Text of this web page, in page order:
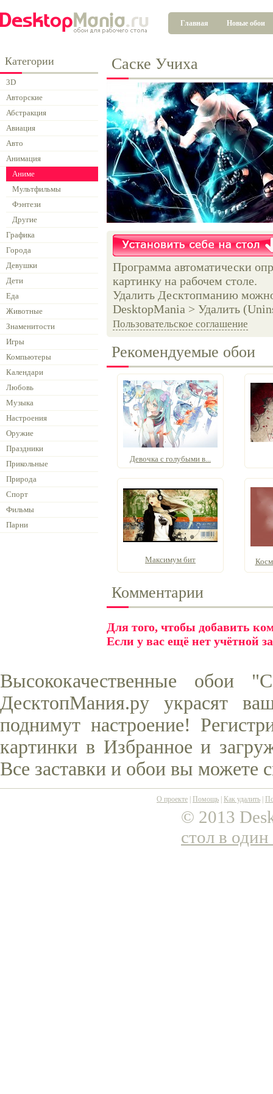
Главная Новые обои
Категории
3D
Авторские
Абстракция
Авиация
Авто
Анимация
Аниме
Мультфильмы
Фэнтези
Другие
Графика
Города
Девушки
Дети
Еда
Животные
Знаменитости
Игры
Компьютеры
Календари
Любовь
Музыка
Настроения
Оружие
Праздники
Прикольные
Природа
Спорт
Фильмы
Парни
Саске Учиха
Программа автоматически
картинку на рабочем столе.
Удалить Десктопманию
DesktopMania > Удалить
Пользовательское соглашение
Рекомендуемые обои
Девочка с голубыми в...
Максимум бит
Комментарии
Для того, чтобы добавить
Если у вас ещё нет учётной
Высококачественные обои
ДесктопМания.ру украсят
поднимут настроение!
картинки в Избранное и
Все заставки и обои вы можете
О проекте Помощь Как удалить
© 2013
стол в